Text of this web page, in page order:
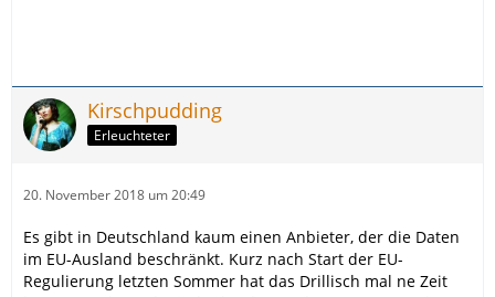
Kirschpudding
Erleuchteter
20. November 2018 um 20:49
Es gibt in Deutschland kaum einen Anbieter, der die Daten
im EU-Ausland beschränkt. Kurz nach Start der EU-
Regulierung letzten Sommer hat das Drillisch mal ne Zeit